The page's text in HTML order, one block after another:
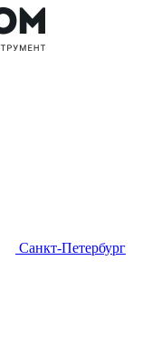
Санкт-Петербург